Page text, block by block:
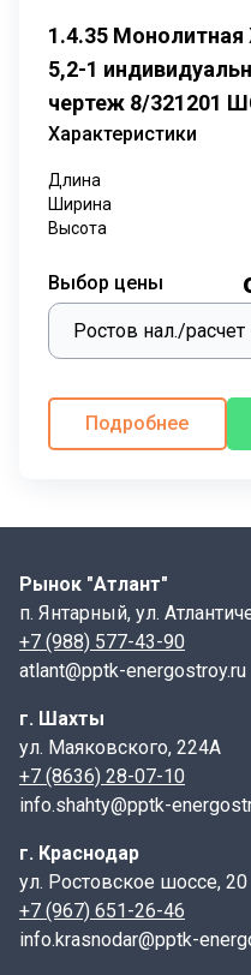
1.4.35
5,2-1
чертеж 8/321201
Характеристики
Длина
Ширина
Высота
Выбор цены
Подробнее
Рынок "Атлант"
п. Янтарный, ул.
+7 (988) 577-43-90
atlant@pptk-energostroy.ru
г. Шахты
ул. Маяковского, 224А
+7 (8636) 28-07-10
info.shahty@pptk-
г. Краснодар
ул. Ростовское шоссе, 20
+7 (967) 651-26-46
info.krasnodar@pptk-